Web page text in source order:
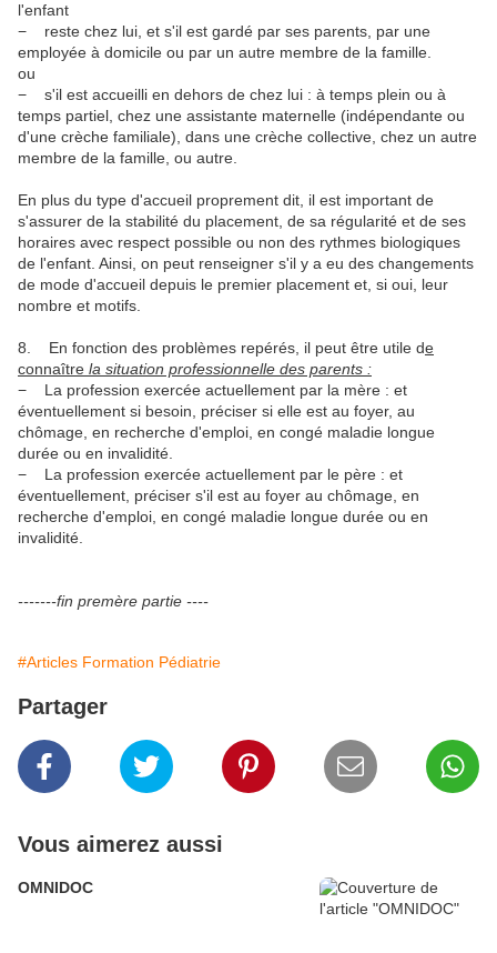
l'enfant
− reste chez lui, et s'il est gardé par ses parents, par une
employée à domicile ou par un autre membre de la famille.
ou
− s'il est accueilli en dehors de chez lui : à temps plein ou à
temps partiel, chez une assistante maternelle (indépendante ou
d'une crèche familiale), dans une crèche collective, chez un autre
membre de la famille, ou autre.
En plus du type d'accueil proprement dit, il est important de
s'assurer de la stabilité du placement, de sa régularité et de ses
horaires avec respect possible ou non des rythmes biologiques
de l'enfant. Ainsi, on peut renseigner s'il y a eu des changements
de mode d'accueil depuis le premier placement et, si oui, leur
nombre et motifs.
8. En fonction des problèmes repérés, il peut être utile de
connaître la situation professionnelle des parents :
− La profession exercée actuellement par la mère : et
éventuellement si besoin, préciser si elle est au foyer, au
chômage, en recherche d'emploi, en congé maladie longue
durée ou en invalidité.
− La profession exercée actuellement par le père : et
éventuellement, préciser s'il est au foyer au chômage, en
recherche d'emploi, en congé maladie longue durée ou en
invalidité.
-------fin premère partie ----
#Articles Formation Pédiatrie
Partager
Vous aimerez aussi
OMNIDOC